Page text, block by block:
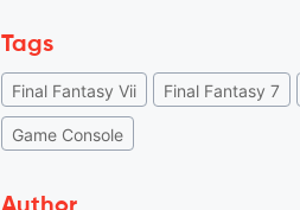
Tags
Final Fantasy Vii Final Fantasy 7
Game Console